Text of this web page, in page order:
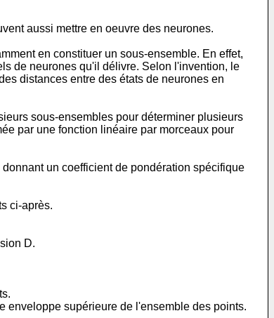
aussi mettre en oeuvre des neurones.
en constituer un sous-ensemble. En effet,
de neurones qu'il délivre. Selon l'invention, le
distances entre des états de neurones en
sous-ensembles pour déterminer plusieurs
par une fonction linéaire par morceaux pour
un coefficient de pondération spécifique
ci-après.
D.
enveloppe supérieure de l'ensemble des points.